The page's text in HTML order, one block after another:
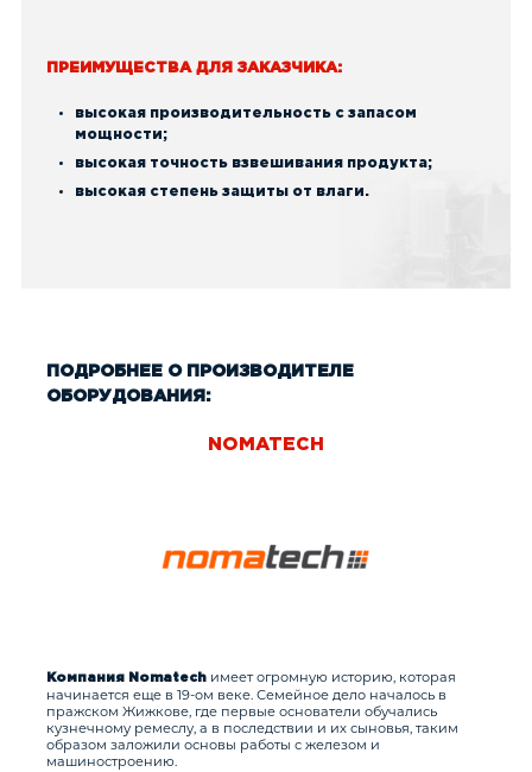
ПРЕИМУЩЕСТВА ДЛЯ ЗАКАЗЧИКА:
высокая производительность с запасом
мощности;
высокая точность взвешивания продукта;
высокая степень защиты от влаги.
ПОДРОБНЕЕ О ПРОИЗВОДИТЕЛЕ
ОБОРУДОВАНИЯ:
NOMATECH
Компания Nomatechимеет огромную историю, которая
начинается еще в 19-ом веке. Семейное дело началось в
пражском Жижкове, где первые основатели обучались
кузнечному ремеслу, а в последствии и их сыновья, таким
образом заложили основы работы с железом и
машиностроению.